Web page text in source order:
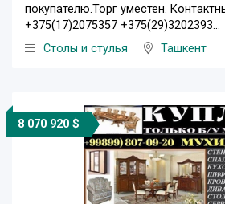
покупателю.Торг уместен.
+375(17)2075357 +375(29)3202393...
Столы и стулья
Ташкент
8 070 920 $